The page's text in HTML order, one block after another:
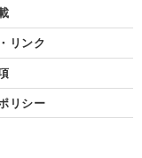
リンク
リシー